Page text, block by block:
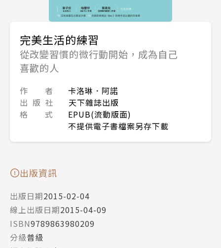
完美生活的練習
從改變習慣的微行動開始，成為自己
喜歡的人
作 者
卡洛琳．阿諾
出 版 社
天下雜誌出版
格 式
EPUB(流動版面)
不提供電子書檔案另存下載
出版資訊
出版日期2015-02-04
線上出版日期2015-04-09
ISBN9789863980209
分級普級